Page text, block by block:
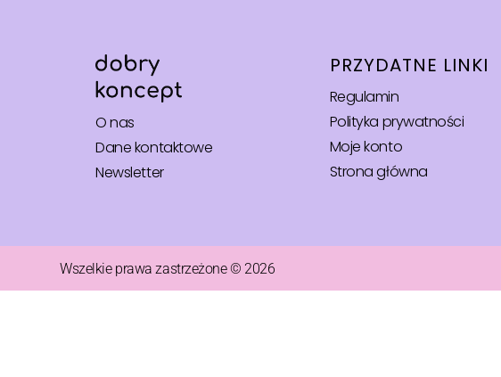
O nas
Dane kontaktowe
Newsletter
PRZYDATNE LINKI
Regulamin
Polityka prywatności
Moje konto
Strona główna
Wszelkie prawa zastrzeżone © 2026